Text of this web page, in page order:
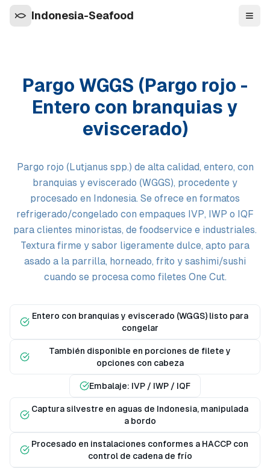
Indonesia-Seafood
Pargo WGGS (Pargo rojo -
Entero con branquias y
eviscerado)
Pargo rojo (Lutjanus spp.) de alta calidad, entero, con
branquias y eviscerado (WGGS), procedente y
procesado en Indonesia. Se ofrece en formatos
refrigerado/congelado con empaques IVP, IWP o IQF
para clientes minoristas, de foodservice e industriales.
Textura firme y sabor ligeramente dulce, apto para
asado a la parrilla, horneado, frito y sashimi/sushi
cuando se procesa como filetes One Cut.
Entero con branquias y eviscerado (WGGS) listo para
congelar
También disponible en porciones de filete y
opciones con cabeza
Embalaje: IVP / IWP / IQF
Captura silvestre en aguas de Indonesia, manipulada
a bordo
Procesado en instalaciones conformes a HACCP con
control de cadena de frío